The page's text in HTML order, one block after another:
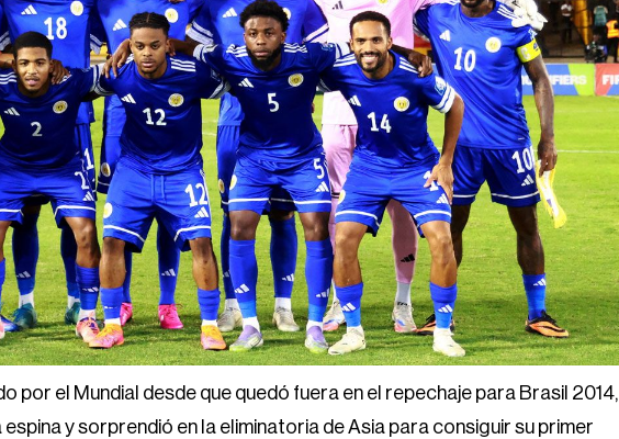
por el Mundial desde que quedó fuera en el repechaje para Brasil 2014,
y sorprendió en la eliminatoria de Asia para consiguir su primer